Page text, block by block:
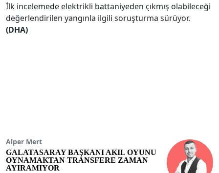
İlk incelemede elektrikli battaniyeden çıkmış olabileceği
değerlendirilen yangınla ilgili soruşturma sürüyor.
(DHA)
Alper Mert
GALATASARAY BAŞKANI AKIL OYUNU
OYNAMAKTAN TRANSFERE ZAMAN
AYIRAMIYOR